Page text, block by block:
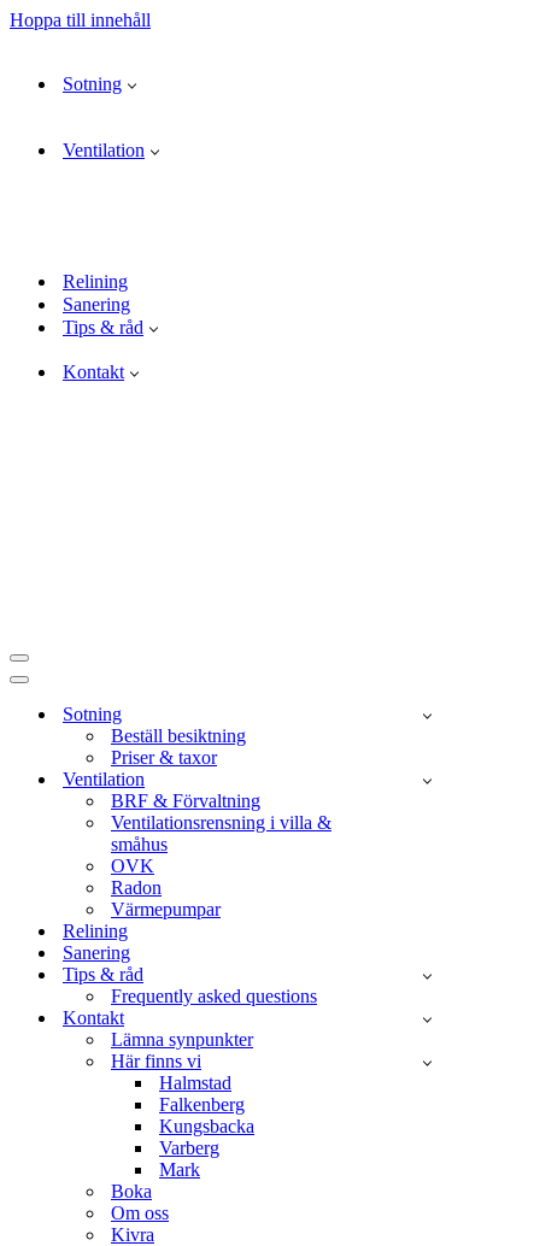
Hoppa till innehåll
Sotning
Ventilation
Relining
Sanering
Tips & råd
Kontakt
Navigeringsmeny
Navigeringsmeny
Sotning
Beställ besiktning
Priser & taxor
Ventilation
BRF & Förvaltning
Ventilationsrensning i villa &
småhus
OVK
Radon
Värmepumpar
Relining
Sanering
Tips & råd
Frequently asked questions
Kontakt
Lämna synpunkter
Här finns vi
Halmstad
Falkenberg
Kungsbacka
Varberg
Mark
Boka
Om oss
Kivra